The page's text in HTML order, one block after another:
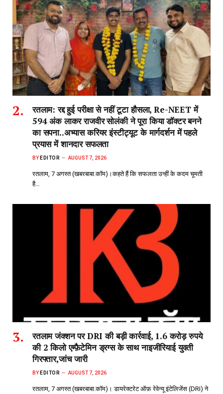
रतलाम: रद्द हुई परीक्षा से नहीं टूटा हौसला, Re-NEET में
594 अंक लाकर राजवीर सोलंकी ने पूरा किया डॉक्टर बनने
का सपना..अभ्यास करियर इंस्टीट्यूट के मार्गदर्शन में पहले
प्रयास में शानदार सफलता
BY EDITOR AUGUST 7, 2026
रतलाम, 7 अगस्त (खबरबाबा.कॉम)।कहते हैं कि सफलता उन्हीं के कदम चूमती
है…
रतलाम जंक्शन पर DRI की बड़ी कार्रवाई, 1.6 करोड़ रुपये
की 2 किलो एम्फ़ैटेमिन ड्रग्स के साथ नाइजीरियाई युवती
गिरफ्तार,जांच जारी
BY EDITOR AUGUST 7, 2026
रतलाम, 7 अगस्त (खबरबाबा.कॉम)। डायरेक्टरेट ऑफ़ रेवेन्यू इंटेलिजेंस (DRI) ने